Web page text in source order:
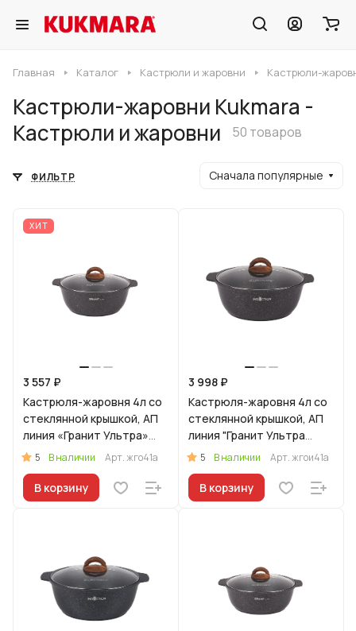
Главная Каталог Кастрюли и жаровни Кастрюли-
Кастрюли-жаровни Kukmara -
Кастрюли и жаровни
50 товаров
ФИЛЬТР Сначала популярные
ХИТ
3 557 ₽
Кастрюля-жаровня 4л со
стеклянной крышкой, АП
линия «Гранит Ультра»
(Оригинальный)
5 В наличии Арт.жго41а
В корзину
3 998 ₽
Кастрюля-жаровня 4л со
стеклянной крышкой, АП
линия "Гранит Ультра
Индукционная"
5 В наличии Арт.жгои41а
В корзину